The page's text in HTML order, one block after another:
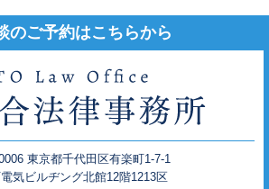
のご予約はこちらから
東京都千代田区有楽町1-7-1
気ビルヂング北館12階1213区